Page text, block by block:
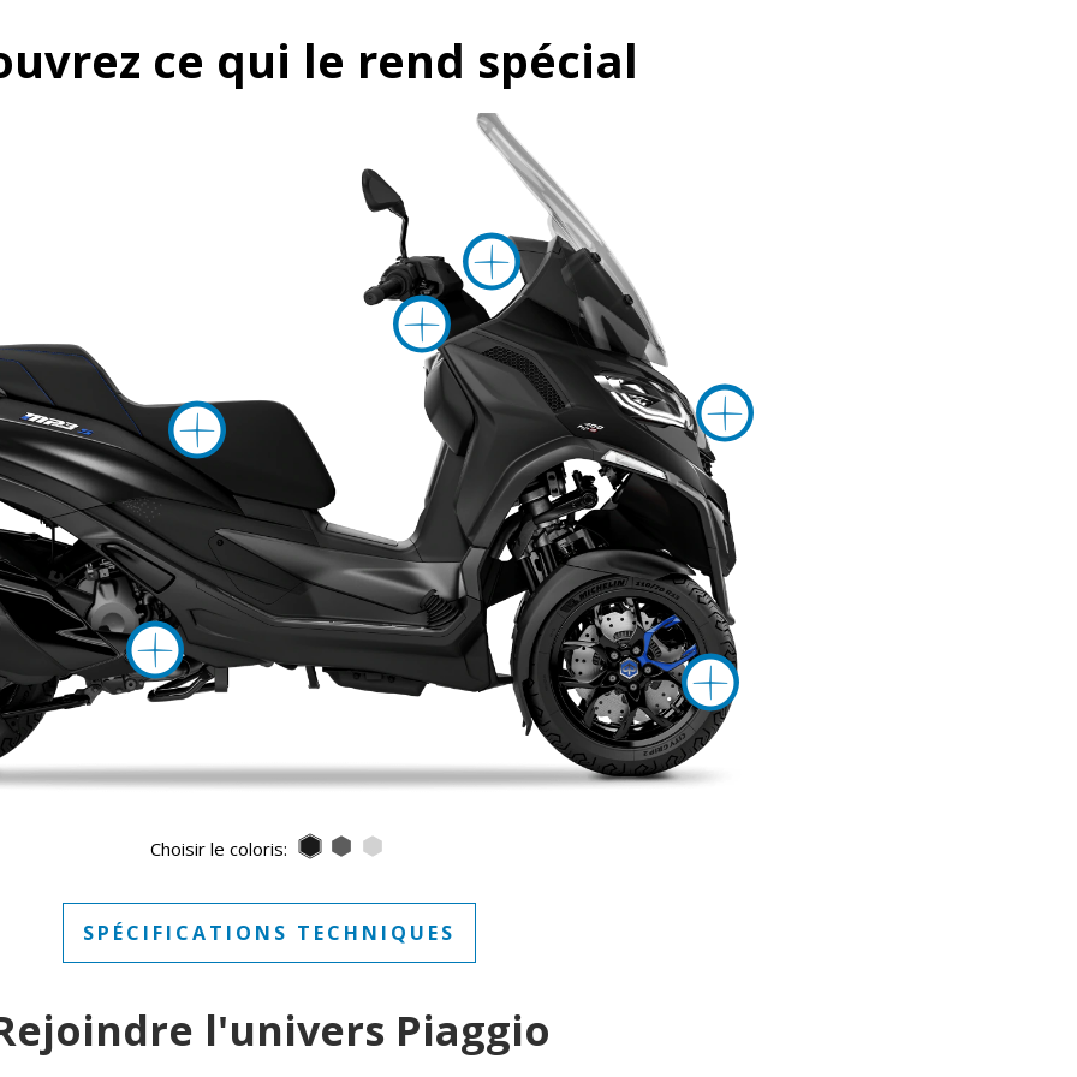
ce qui le rend spécial
Plus d'informations
Plus d'informations sur
Plus d'informations sur
Plus d'informations sur
Plus
Choisir le coloris: Nero Meteora
Grigio Titanio Matt
SPÉCIFICATIONS TECHNIQUES
l'univers Piaggio